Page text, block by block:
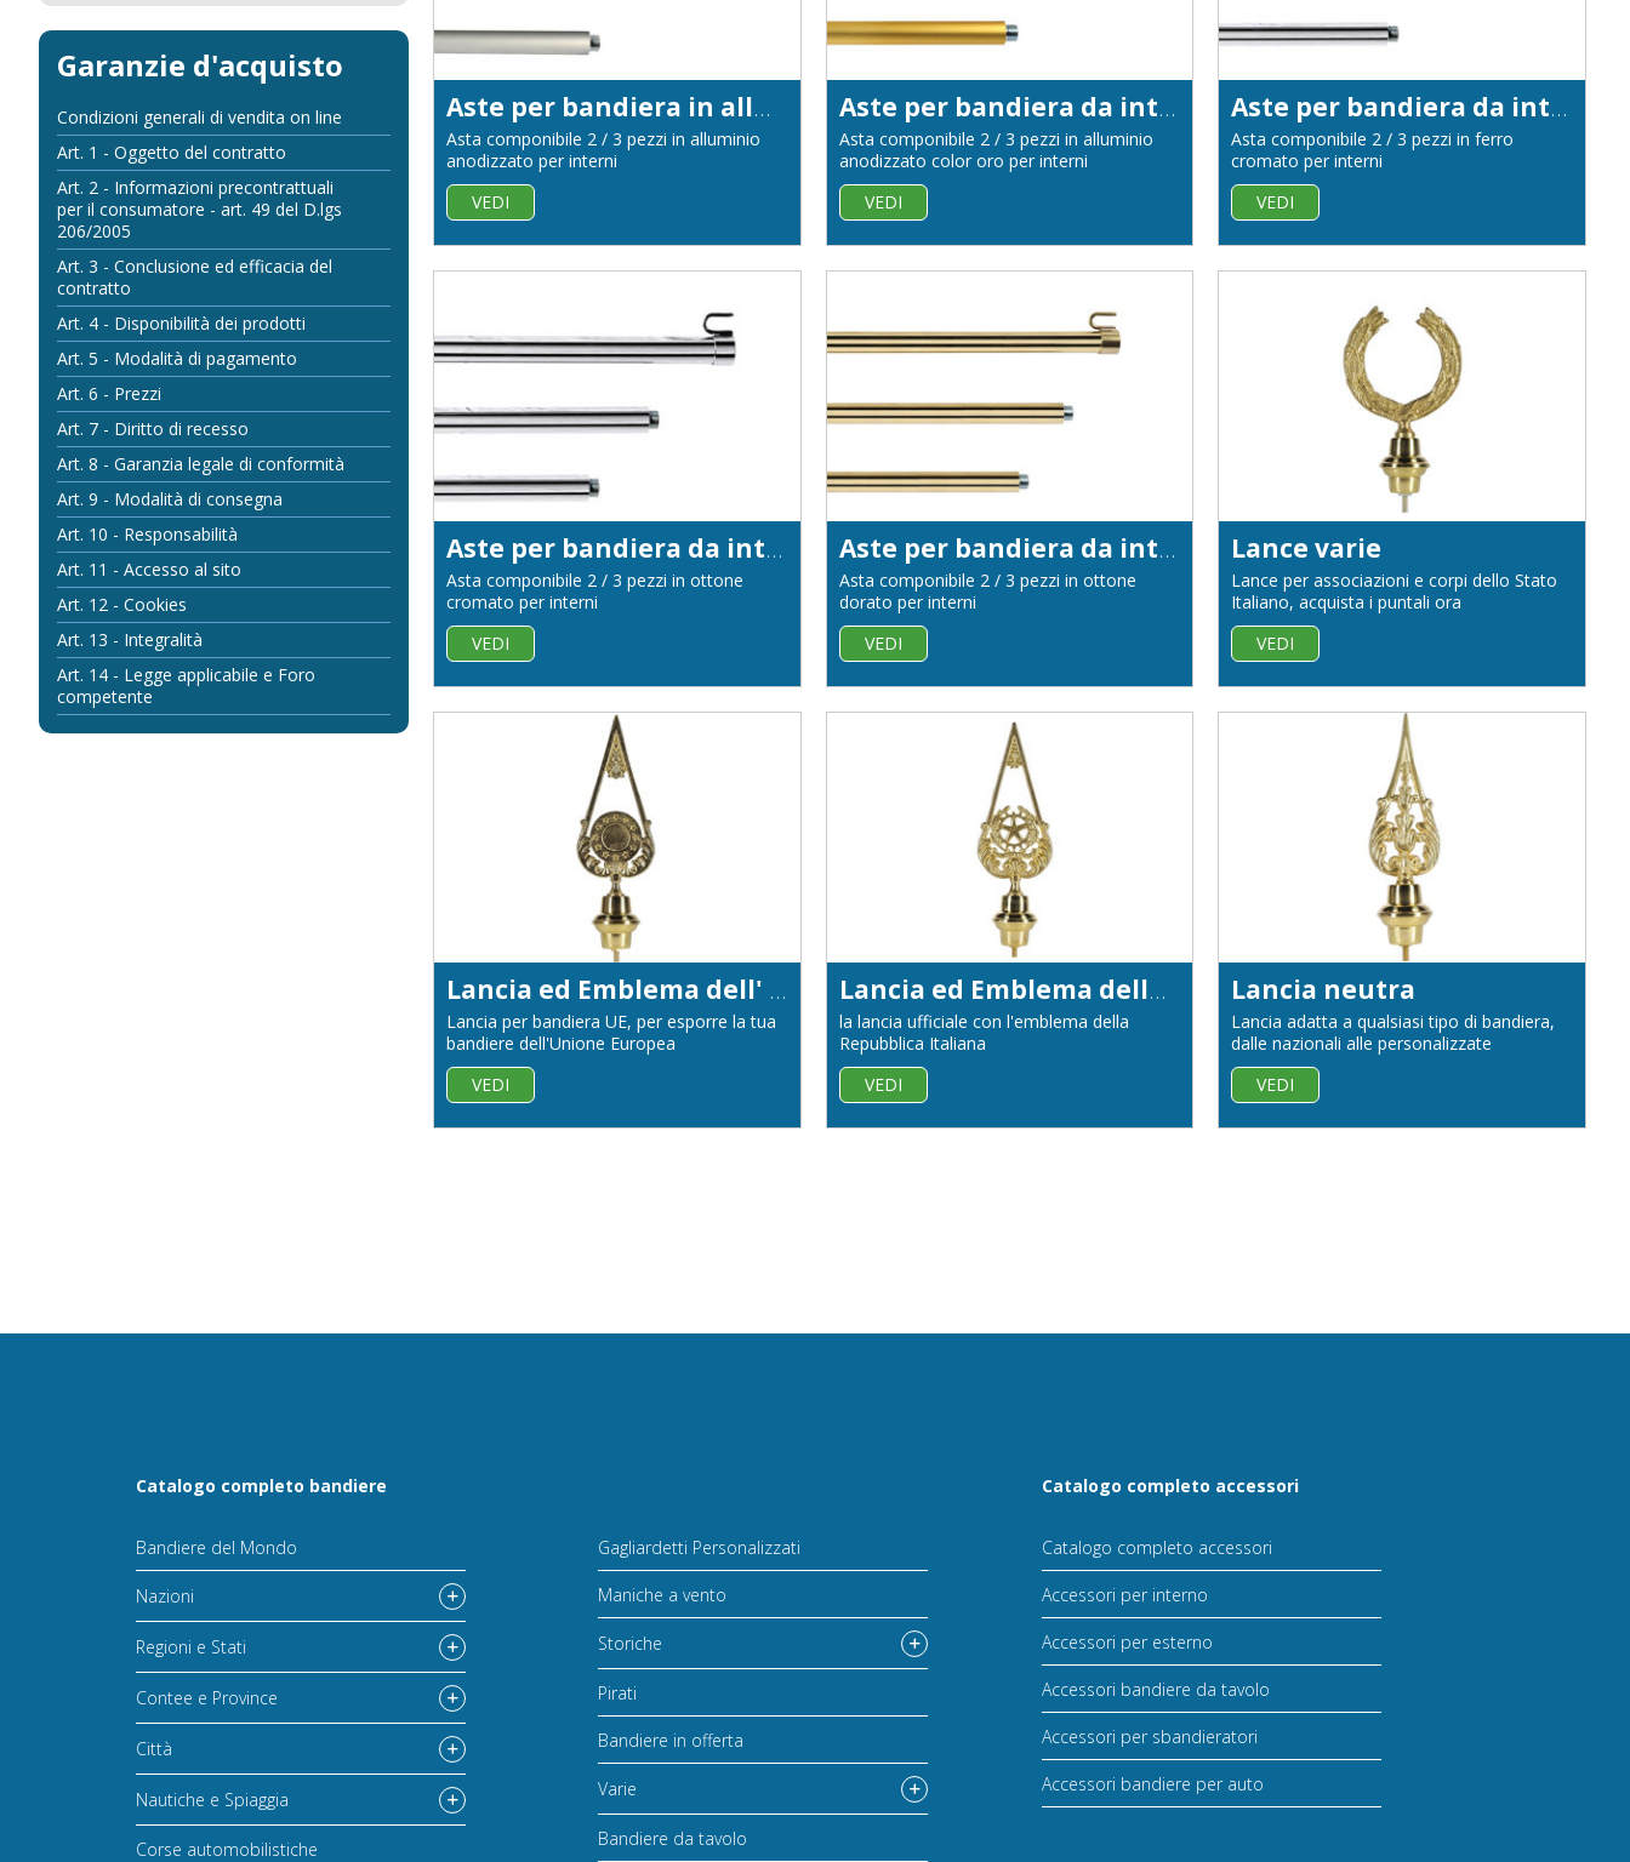
Garanzie d'acquisto
Condizioni generali di vendita on line
Art. 1 - Oggetto del contratto
Art. 2 - Informazioni precontrattuali
per il consumatore - art. 49 del D.lgs
206/2005
Art. 3 - Conclusione ed efficacia del
contratto
Art. 4 - Disponibilità dei prodotti
Art. 5 - Modalità di pagamento
Art. 6 - Prezzi
Art. 7 - Diritto di recesso
Art. 8 - Garanzia legale di conformità
Art. 9 - Modalità di consegna
Art. 10 - Responsabilità
Art. 11 - Accesso al sito
Art. 12 - Cookies
Art. 13 - Integralità
Art. 14 - Legge applicabile e Foro
competente
Aste per bandiera in alluminio diam. 22
Asta componibile 2 / 3 pezzi in alluminio
anodizzato per interni
VEDI
Aste per bandiera da interno in alluminio anodizzato color oro diametro 22
Asta componibile 2 / 3 pezzi in alluminio
anodizzato color oro per interni
VEDI
Aste per bandiera da interno in ferro cromato diametro 22
Asta componibile 2 / 3 pezzi in ferro
cromato per interni
VEDI
Aste per bandiera da interno in ottone cromato diametro 22
Asta componibile 2 / 3 pezzi in ottone
cromato per interni
VEDI
Aste per bandiera da interno in ottone dorato diametro 22
Asta componibile 2 / 3 pezzi in ottone
dorato per interni
VEDI
Lance varie
Lance per associazioni e corpi dello Stato
Italiano, acquista i puntali ora
VEDI
Lancia ed Emblema dell' Unione Europea
Lancia per bandiera UE, per esporre la tua
bandiere dell'Unione Europea
VEDI
Lancia ed Emblema della Repubblica Italiana
la lancia ufficiale con l'emblema della
Repubblica Italiana
VEDI
Lancia neutra
Lancia adatta a qualsiasi tipo di bandiera,
dalle nazionali alle personalizzate
VEDI
Catalogo completo bandiere
Bandiere del Mondo
Nazioni
Regioni e Stati
Contee e Province
Città
Nautiche e Spiaggia
Corse automobilistiche
Gagliardetti Personalizzati
Maniche a vento
Storiche
Pirati
Bandiere in offerta
Varie
Bandiere da tavolo
Catalogo completo accessori
Catalogo completo accessori
Accessori per interno
Accessori per esterno
Accessori bandiere da tavolo
Accessori per sbandieratori
Accessori bandiere per auto